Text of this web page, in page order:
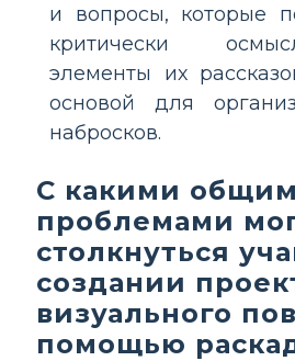
и вопросы, которые
критически
элементы их
основой для
набросков.
С какими
проблемами
столкнуться
создании
визуального
помощью